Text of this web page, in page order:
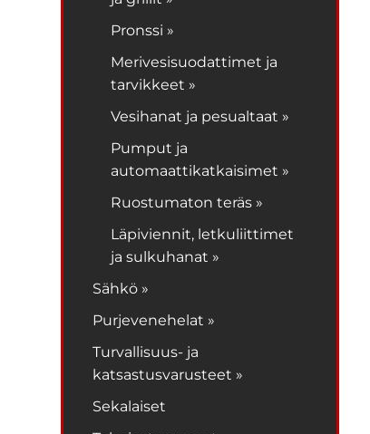
Pronssi »
Merivesisuodattimet ja
tarvikkeet »
Vesihanat ja pesualtaat »
Pumput ja
automaattikatkaisimet »
Ruostumaton teräs »
Läpiviennit, letkuliittimet
ja sulkuhanat »
Sähkö »
Purjevenehelat »
Turvallisuus- ja
katsastusvarusteet »
Sekalaiset